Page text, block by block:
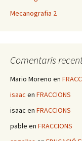
Mecanografia 2
Comentaris
Mario Moreno en
isaac en FRACCIONS
isaac en FRACCIONS
pable en FRACCIONS